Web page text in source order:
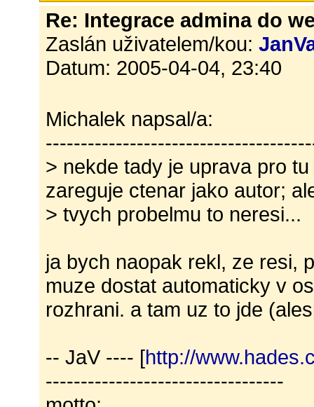
Re: Integrace admina do
Zaslán uživatelem/kou:
Datum: 2005-04-04, 23:40
Michalek napsal/a:
> nekde tady je uprava pro
zareguje ctenar jako autor;
> tvych probelmu to neresi...
ja bych naopak rekl, ze resi,
muze dostat automaticky v
rozhrani. a tam uz to jde
-- JaV ---- [http://
----------------------------------